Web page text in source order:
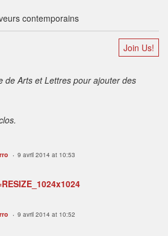
contemporains
Join Us!
de Arts et Lettres pour ajouter des
9 avril 2014 at 10:53
9 avril 2014 at 10:52